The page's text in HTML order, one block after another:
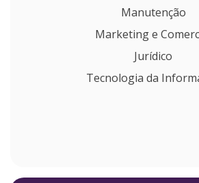
Manutenção
Marketing e
Jurídico
Tecnologia da